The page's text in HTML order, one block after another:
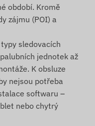
systémy (GPS,
jeho vlastníkem
mikro SIM
polohu
(min. 10
období. Kromě
zájmu (POI) a
sledovacích
jednotek až
K obsluze
nejsou potřeba
softwaru –
nebo chytrý